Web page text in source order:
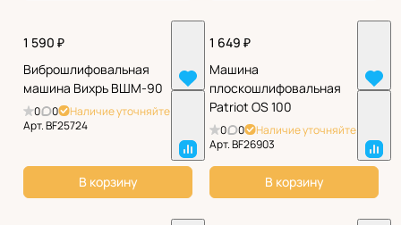
1 590 ₽
Виброшлифовальная
машина Вихрь ВШМ-90
0 0
Наличие уточняйте
Арт.BF25724
В корзину
1 649 ₽
Машина
плоскошлифовальная
Patriot OS 100
0 0
Наличие уточняйте
Арт.BF26903
В корзину